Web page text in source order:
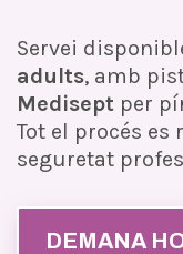
Servei
adults, amb
Medisept per
Tot el procés
seguretat
DEMANA